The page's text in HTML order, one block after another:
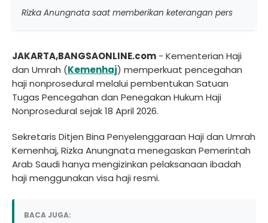
Rizka Anungnata saat memberikan keterangan pers
JAKARTA,BANGSAONLINE.com - Kementerian Haji
dan Umrah (Kemenhaj) memperkuat pencegahan
haji nonprosedural melalui pembentukan Satuan
Tugas Pencegahan dan Penegakan Hukum Haji
Nonprosedural sejak 18 April 2026.
Sekretaris Ditjen Bina Penyelenggaraan Haji dan Umrah
Kemenhaj, Rizka Anungnata menegaskan Pemerintah
Arab Saudi hanya mengizinkan pelaksanaan ibadah
haji menggunakan visa haji resmi.
BACA JUGA: